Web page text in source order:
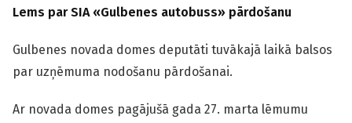
Lems par SIA «Gulbenes autobuss» pārdošanu
Gulbenes novada domes deputāti tuvākajā laikā balsos
par uzņēmuma nodošanu pārdošanai.
Ar novada domes pagājušā gada 27. marta lēmumu